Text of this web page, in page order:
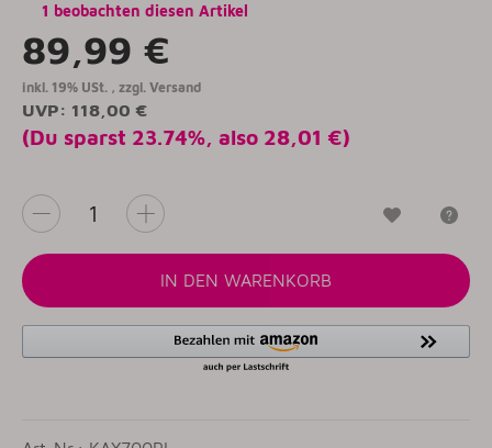
1 beobachten diesen Artikel
89,99 €
inkl. 19% USt. , zzgl. Versand
UVP: 118,00 €
(Du sparst 23.74%, also 28,01 €)
IN DEN WARENKORB